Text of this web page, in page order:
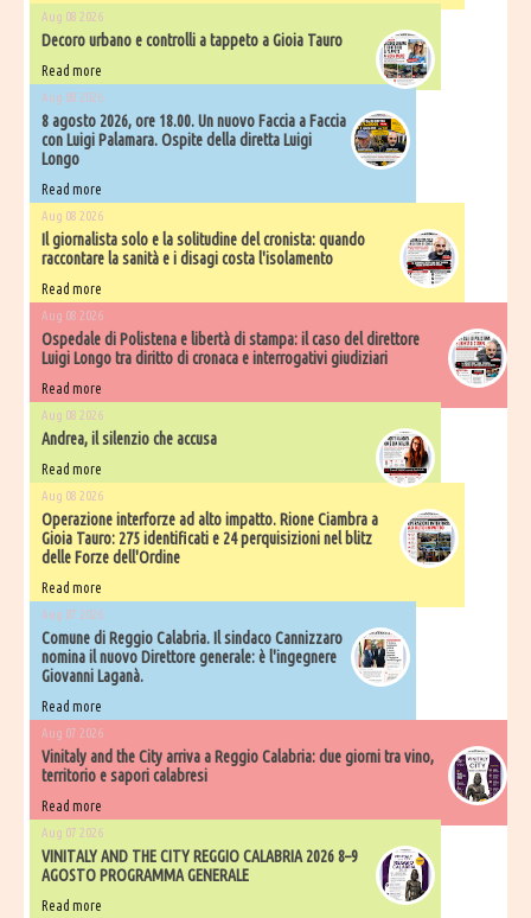
Aug 08 2026
Decoro urbano e controlli a tappeto a Gioia Tauro
Read more
Aug 08 2026
8 agosto 2026, ore 18.00. Un nuovo Faccia a Faccia
con Luigi Palamara. Ospite della diretta Luigi
Longo
Read more
Aug 08 2026
Il giornalista solo e la solitudine del cronista: quando
raccontare la sanità e i disagi costa l'isolamento
Read more
Aug 08 2026
Ospedale di Polistena e libertà di stampa: il caso del direttore
Luigi Longo tra diritto di cronaca e interrogativi giudiziari
Read more
Aug 08 2026
Andrea, il silenzio che accusa
Read more
Aug 08 2026
Operazione interforze ad alto impatto. Rione Ciambra a
Gioia Tauro: 275 identificati e 24 perquisizioni nel blitz
delle Forze dell'Ordine
Read more
Aug 07 2026
Comune di Reggio Calabria. Il sindaco Cannizzaro
nomina il nuovo Direttore generale: è l'ingegnere
Giovanni Laganà.
Read more
Aug 07 2026
Vinitaly and the City arriva a Reggio Calabria: due giorni tra vino,
territorio e sapori calabresi
Read more
Aug 07 2026
VINITALY AND THE CITY REGGIO CALABRIA 2026 8–9
AGOSTO PROGRAMMA GENERALE
Read more